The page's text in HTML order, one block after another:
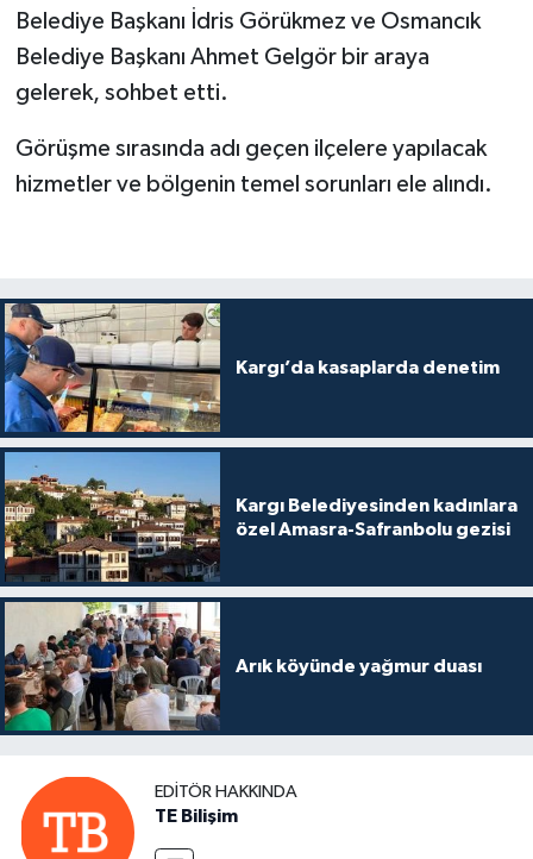
Belediye Başkanı İdris Görükmez ve Osmancık
Belediye Başkanı Ahmet Gelgör bir araya
gelerek, sohbet etti.
Görüşme sırasında adı geçen ilçelere yapılacak
hizmetler ve bölgenin temel sorunları ele alındı.
Kargı’da kasaplarda denetim
Kargı Belediyesinden kadınlara
özel Amasra-Safranbolu gezisi
Arık köyünde yağmur duası
EDITÖR HAKKINDA
TE Bilişim